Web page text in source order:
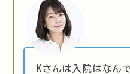
Kさんは入院はなん